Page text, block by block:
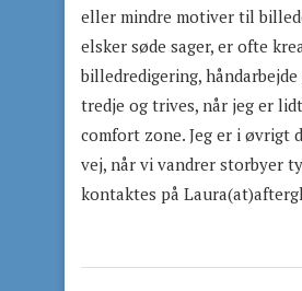
eller mindre motiver til
elsker søde sager, er ofte
billedredigering,
tredje og trives, når jeg er
comfort zone. Jeg er i øvrigt
vej, når vi vandrer storbyer
kontaktes på